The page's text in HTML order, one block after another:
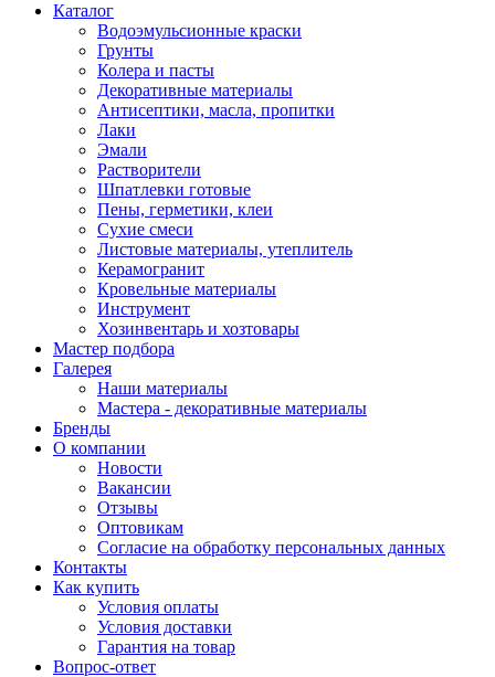
Каталог
Водоэмульсионные краски
Грунты
Колера и пасты
Декоративные материалы
Антисептики, масла, пропитки
Лаки
Эмали
Растворители
Шпатлевки готовые
Пены, герметики, клеи
Сухие смеси
Листовые материалы, утеплитель
Керамогранит
Кровельные материалы
Инструмент
Хозинвентарь и хозтовары
Мастер подбора
Галерея
Наши материалы
Мастера - декоративные материалы
Бренды
О компании
Новости
Вакансии
Отзывы
Оптовикам
Cогласие на обработку персональных данных
Контакты
Как купить
Условия оплаты
Условия доставки
Гарантия на товар
Вопрос-ответ